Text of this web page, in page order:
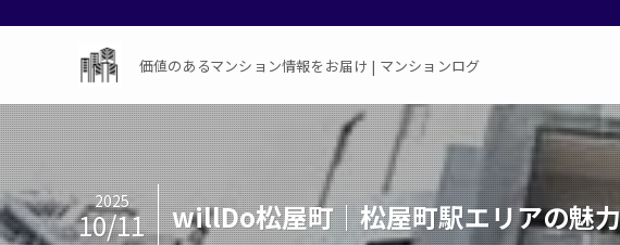
価値のあるマンション情報をお届け | マンションログ
willDo松屋町｜松屋町駅エリアの魅
2025
10/11